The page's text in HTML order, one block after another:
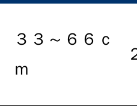
３３～６６ｃ
ｍ